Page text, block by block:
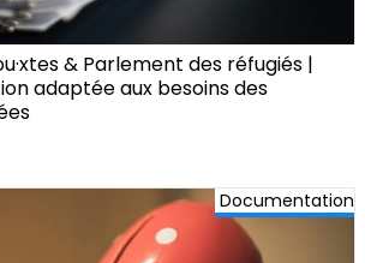
& Parlement des réfugiés |
adaptée aux besoins des
Documentation